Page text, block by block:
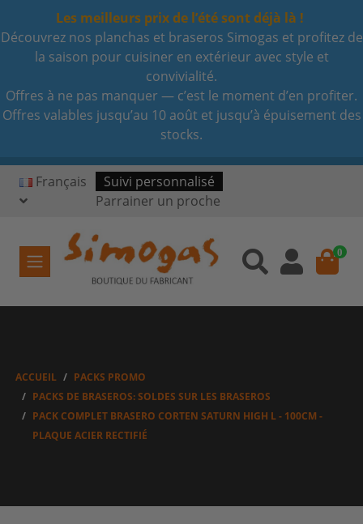
Les meilleurs prix de l’été sont déjà là !
Découvrez nos planchas et braseros Simogas et profitez de
la saison pour cuisiner en extérieur avec style et
convivialité.
Offres à ne pas manquer — c’est le moment d’en profiter.
Offres valables jusqu’au 10 août et jusqu’à épuisement des
stocks.
Français
Suivi personnalisé
Parrainer un proche
0
ACCUEIL
PACKS PROMO
PACKS DE BRASEROS: SOLDES SUR LES BRASEROS
PACK COMPLET BRASERO CORTEN SATURN HIGH L - 100CM -
PLAQUE ACIER RECTIFIÉ